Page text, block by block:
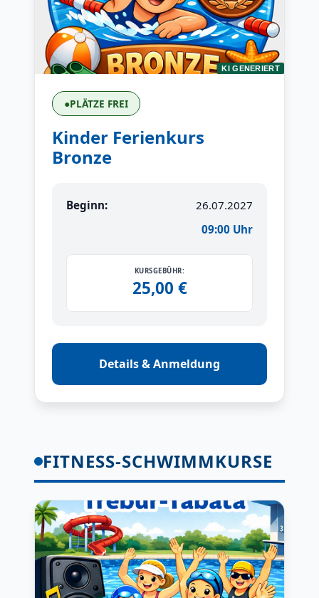
KI GENERIERT
●PLÄTZE FREI
Kinder Ferienkurs
Bronze
Beginn:
26.07.2027
09:00 Uhr
KURSGEBÜHR:
25,00 €
Details & Anmeldung
FITNESS-SCHWIMMKURSE